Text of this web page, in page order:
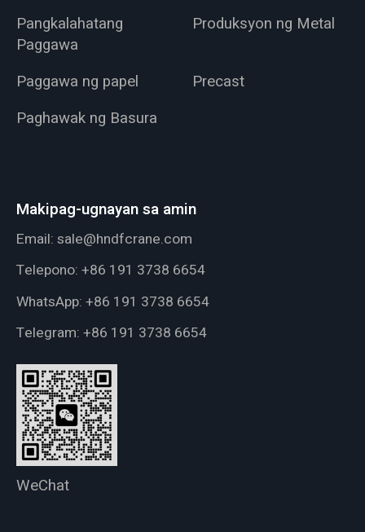
Pangkalahatang
Paggawa
Produksyon ng Metal
Paggawa ng papel
Precast
Paghawak ng Basura
Makipag-ugnayan sa amin
Email: sale@hndfcrane.com
Telepono: +86 191 3738 6654
WhatsApp: +86 191 3738 6654
Telegram: +86 191 3738 6654
WeChat